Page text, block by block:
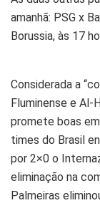
amanhã: PSG x
Borussia, às 17
Considerada a
Fluminense e Al-
promete boas
times do Brasil
por 2×0 o
eliminação na
Palmeiras